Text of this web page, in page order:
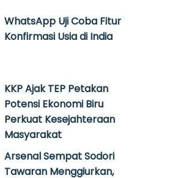
WhatsApp Uji Coba Fitur
Konfirmasi Usia di India
KKP Ajak TEP Petakan
Potensi Ekonomi Biru
Perkuat Kesejahteraan
Masyarakat
Arsenal Sempat Sodori
Tawaran Menggiurkan,